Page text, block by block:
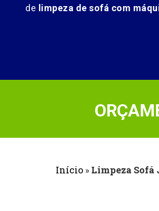
de limpeza de sofá com
Início » Limpeza Sofá